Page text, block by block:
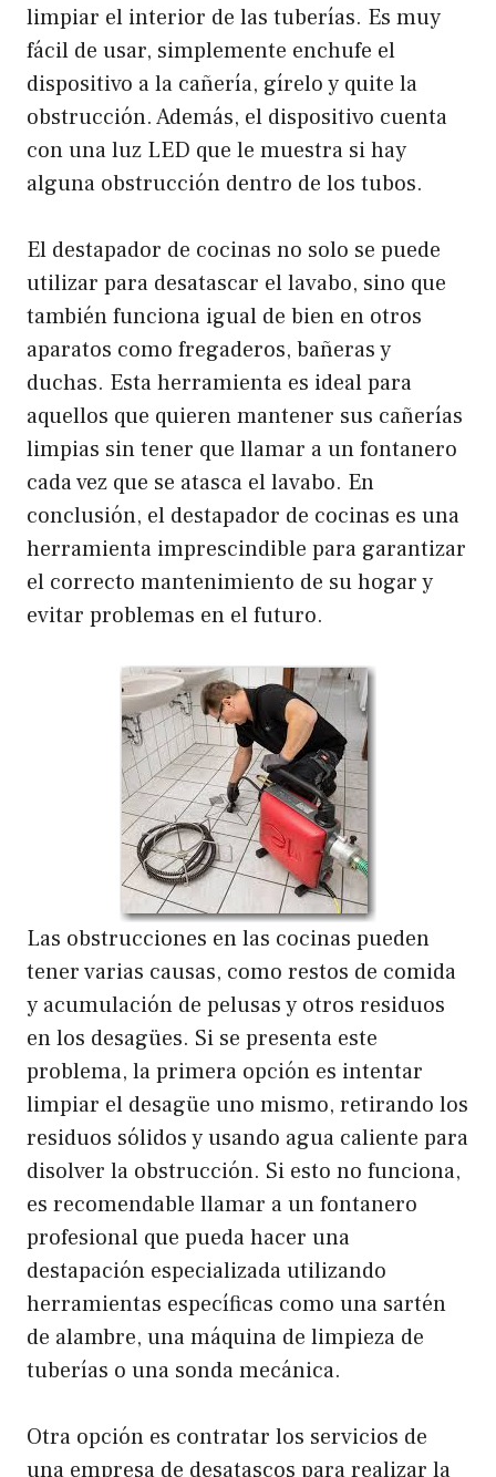
limpiar el interior de las tuberías. Es muy
fácil de usar, simplemente enchufe el
dispositivo a la cañería, gírelo y quite la
obstrucción. Además, el dispositivo cuenta
con una luz LED que le muestra si hay
alguna obstrucción dentro de los tubos.
El destapador de cocinas no solo se puede
utilizar para desatascar el lavabo, sino que
también funciona igual de bien en otros
aparatos como fregaderos, bañeras y
duchas. Esta herramienta es ideal para
aquellos que quieren mantener sus cañerías
limpias sin tener que llamar a un fontanero
cada vez que se atasca el lavabo. En
conclusión, el destapador de cocinas es una
herramienta imprescindible para garantizar
el correcto mantenimiento de su hogar y
evitar problemas en el futuro.
Las obstrucciones en las cocinas pueden
tener varias causas, como restos de comida
y acumulación de pelusas y otros residuos
en los desagües. Si se presenta este
problema, la primera opción es intentar
limpiar el desagüe uno mismo, retirando los
residuos sólidos y usando agua caliente para
disolver la obstrucción. Si esto no funciona,
es recomendable llamar a un fontanero
profesional que pueda hacer una
destapación especializada utilizando
herramientas específicas como una sartén
de alambre, una máquina de limpieza de
tuberías o una sonda mecánica.
Otra opción es contratar los servicios de
una empresa de desatascos para realizar la